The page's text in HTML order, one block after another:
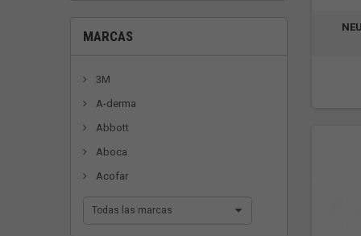
Urgo(1)
MARCAS
3M
A-derma
Abbott
Aboca
Acofar
Todas las marcas